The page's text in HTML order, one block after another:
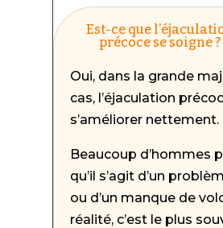
Est-ce que
précoce se soigne ?
Oui, dans la grande
cas, l’éjaculation
s’améliorer nettement.
Beaucoup d’hommes
qu’il s’agit d’un
ou d’un manque de
réalité, c’est le plus